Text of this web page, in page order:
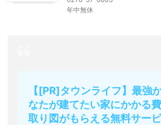
年中無休
【[PR]タウンライフ】最強
なたが建てたい家にかかる
取り図がもらえる無料サービ